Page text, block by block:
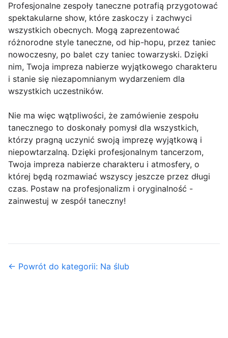
Profesjonalne zespoły taneczne potrafią przygotować
spektakularne show, które zaskoczy i zachwyci
wszystkich obecnych. Mogą zaprezentować
różnorodne style taneczne, od hip-hopu, przez taniec
nowoczesny, po balet czy taniec towarzyski. Dzięki
nim, Twoja impreza nabierze wyjątkowego charakteru
i stanie się niezapomnianym wydarzeniem dla
wszystkich uczestników.
Nie ma więc wątpliwości, że zamówienie zespołu
tanecznego to doskonały pomysł dla wszystkich,
którzy pragną uczynić swoją imprezę wyjątkową i
niepowtarzalną. Dzięki profesjonalnym tancerzom,
Twoja impreza nabierze charakteru i atmosfery, o
której będą rozmawiać wszyscy jeszcze przez długi
czas. Postaw na profesjonalizm i oryginalność -
zainwestuj w zespół taneczny!
← Powrót do kategorii: Na ślub